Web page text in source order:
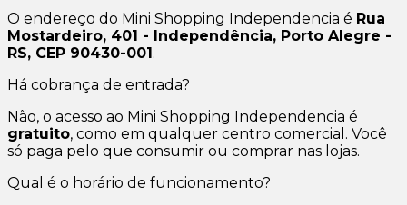
O endereço do Mini Shopping Independencia é Rua
Mostardeiro, 401 - Independência, Porto Alegre -
RS, CEP 90430-001 .
Há cobrança de entrada?
Não, o acesso ao Mini Shopping Independencia é
gratuito, como em qualquer centro comercial. Você
só paga pelo que consumir ou comprar nas lojas.
Qual é o horário de funcionamento?